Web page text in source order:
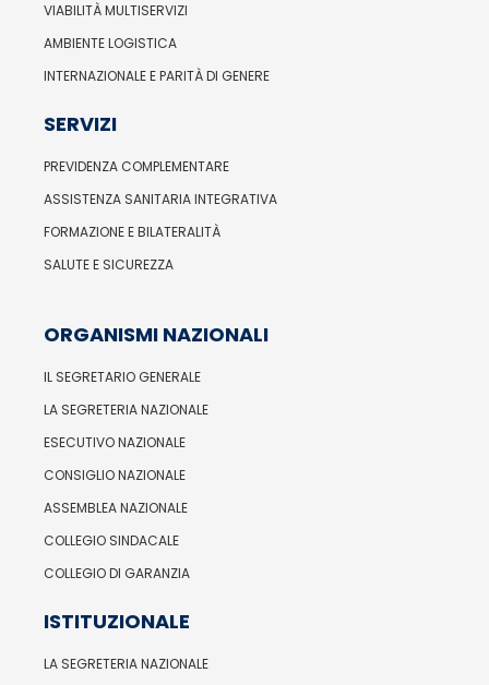
VIABILITÀ MULTISERVIZI
AMBIENTE LOGISTICA
INTERNAZIONALE E PARITÀ DI GENERE
SERVIZI
PREVIDENZA COMPLEMENTARE
ASSISTENZA SANITARIA INTEGRATIVA
FORMAZIONE E BILATERALITÀ
SALUTE E SICUREZZA
ORGANISMI NAZIONALI
IL SEGRETARIO GENERALE
LA SEGRETERIA NAZIONALE
ESECUTIVO NAZIONALE
CONSIGLIO NAZIONALE
ASSEMBLEA NAZIONALE
COLLEGIO SINDACALE
COLLEGIO DI GARANZIA
ISTITUZIONALE
LA SEGRETERIA NAZIONALE